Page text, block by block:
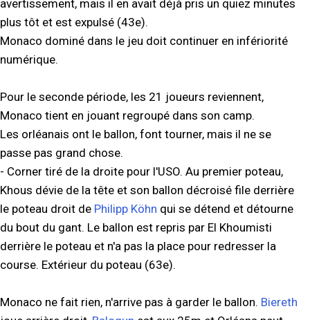
avertissement, mais il en avait déjà pris un quiez minutes
plus tôt et est expulsé (43e).
Monaco dominé dans le jeu doit continuer en infériorité
numérique.
Pour le seconde période, les 21 joueurs reviennent,
Monaco tient en jouant regroupé dans son camp.
Les orléanais ont le ballon, font tourner, mais il ne se
passe pas grand chose.
- Corner tiré de la droite pour l'USO. Au premier poteau,
Khous dévie de la tête et son ballon décroisé file derrière
le poteau droit de Philipp Köhn qui se détend et détourne
du bout du gant. Le ballon est repris par El Khoumisti
derrière le poteau et n'a pas la place pour redresser la
course. Extérieur du poteau (63e).
Monaco ne fait rien, n'arrive pas à garder le ballon. Biereth